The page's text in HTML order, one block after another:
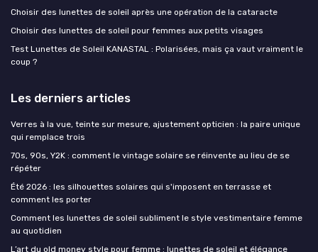
Choisir des lunettes de soleil après une opération de la cataracte
Choisir des lunettes de soleil pour femmes aux petits visages
Test Lunettes de Soleil KANASTAL : Polarisées, mais ça vaut vraiment le
coup ?
Les derniers articles
Verres à la vue, teinte sur mesure, ajustement opticien : la paire unique
qui remplace trois
70s, 90s, Y2K : comment le vintage solaire se réinvente au lieu de se
répéter
Été 2026 : les silhouettes solaires qui s'imposent en terrasse et
comment les porter
Comment les lunettes de soleil subliment le style vestimentaire femme
au quotidien
L’art du old money style pour femme : lunettes de soleil et élégance